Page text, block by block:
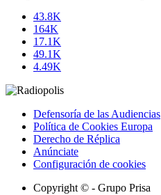
43.8K
164K
17.1K
49.1K
4.49K
Defensoría de las Audiencias
Política de Cookies Europa
Derecho de Réplica
Anúnciate
Configuración de cookies
Copyright © - Grupo Prisa